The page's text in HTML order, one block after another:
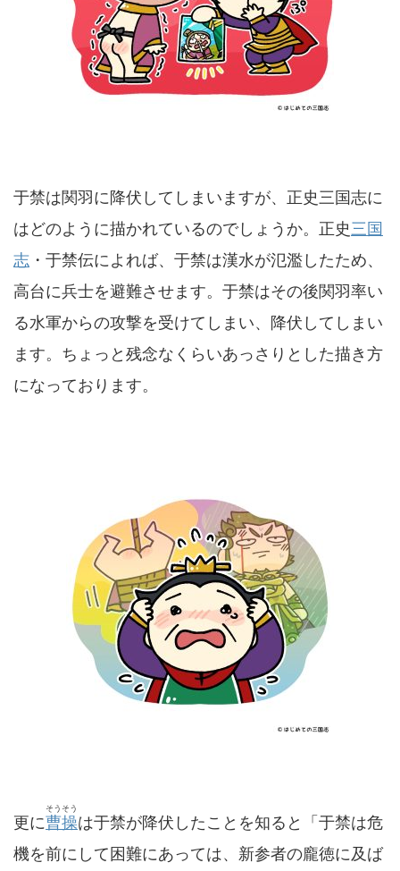
于禁は関羽に降伏してしまいますが、正史三国志に
はどのように描かれているのでしょうか。正史三国
志 ・于禁伝によれば、于禁は漢水が氾濫したため、
高台に兵士を避難させます。于禁はその後関羽率い
る水軍からの攻撃を受けてしまい、降伏してしまい
ます。ちょっと残念なくらいあっさりとした描き方
になっております。
更に曹操
そうそう
は于禁が降伏したことを知ると「于禁は危
機を前にして困難にあっては、新参者の龐徳に及ば